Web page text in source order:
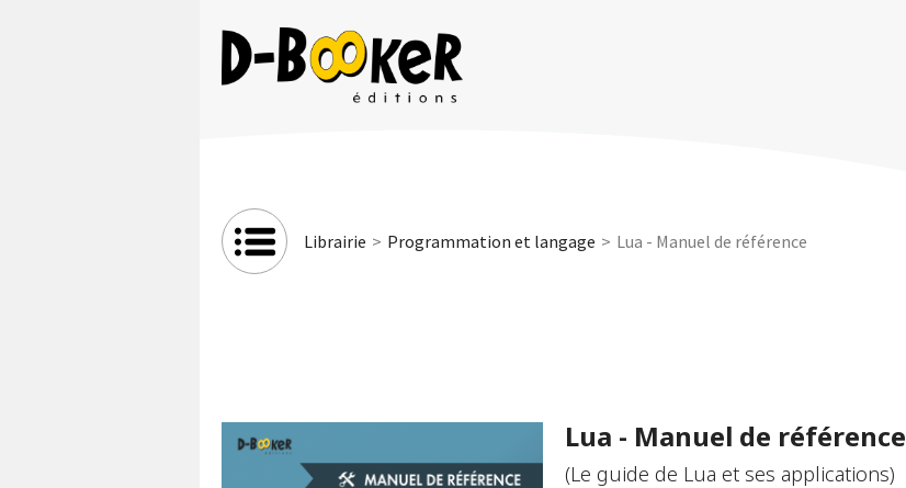
Librairie Programmation et langage Lua - Manuel de référence
Lua - Manuel de référence
(Le guide de Lua et ses applications)